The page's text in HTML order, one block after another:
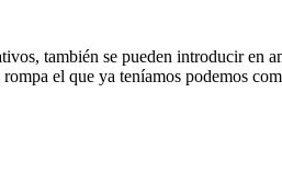
también se pueden introducir en
el que ya teníamos podemos